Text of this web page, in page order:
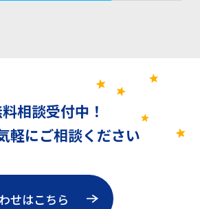
相談受付中！
軽にご相談ください
せはこちら